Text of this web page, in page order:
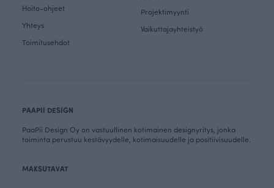
Hoito-ohjeet
Yhteys
Toimitusehdot
Projektimyynti
Vaikuttajayhteistyö
PAAPII DESIGN
PaaPii Design Oy on vastuullinen kotimainen designyritys, jonka
toiminta perustuu kestävyydelle, kotimaisuudelle ja positiivisuudelle.
MAKSUTAVAT